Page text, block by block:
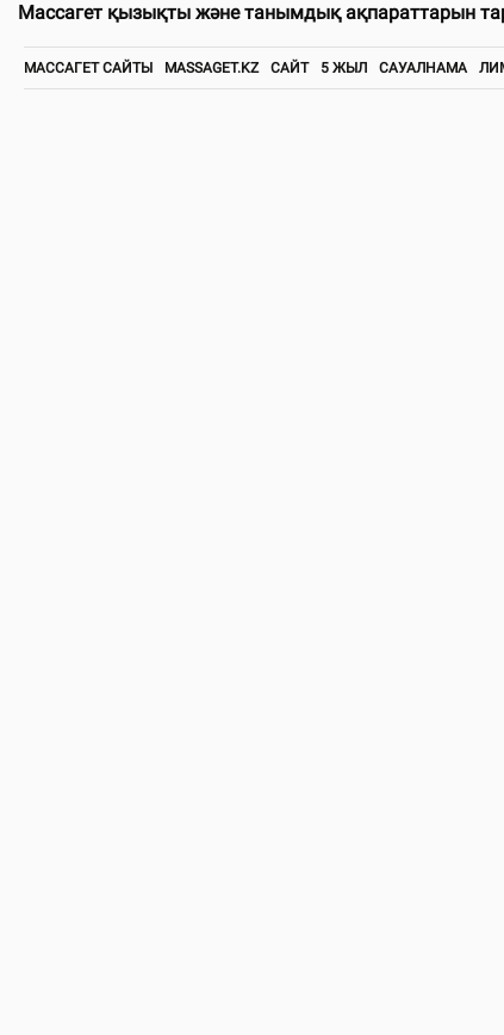
Массагет қызықты және танымдық ақпараттарын
МАССАГЕТ САЙТЫ MASSAGET.KZ САЙТ 5 ЖЫЛ САУАЛНАМА